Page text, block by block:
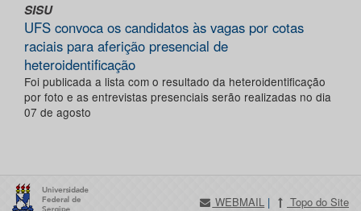
SISU
UFS convoca os candidatos às vagas por cotas
raciais para aferição presencial de
heteroidentificação
Foi publicada a lista com o resultado da heteroidentificação
por foto e as entrevistas presenciais serão realizadas no dia
07 de agosto
WEBMAIL | Topo do Site